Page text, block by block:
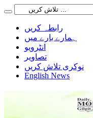
رابطہ کریں
ہمارے بارے میں
انٹرویو
تصاویر
نوکری تلاش کریں
English News